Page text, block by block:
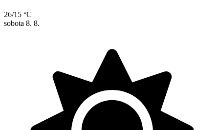
26/15 °C
sobota 8. 8.